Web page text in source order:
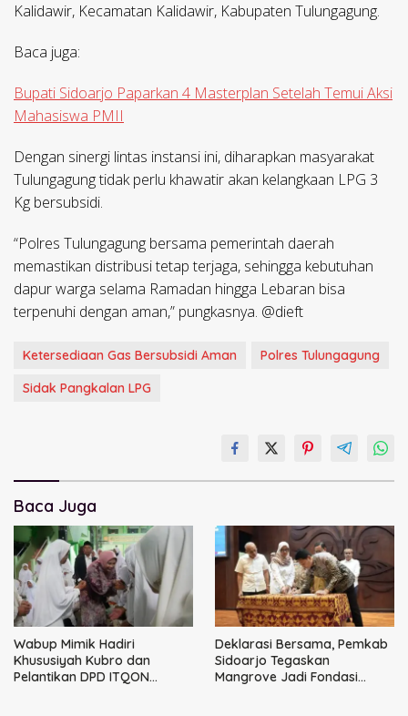
Kalidawir, Kecamatan Kalidawir, Kabupaten Tulungagung.
Baca juga:
Bupati Sidoarjo Paparkan 4 Masterplan Setelah Temui Aksi
Mahasiswa PMII
Dengan sinergi lintas instansi ini, diharapkan masyarakat
Tulungagung tidak perlu khawatir akan kelangkaan LPG 3
Kg bersubsidi.
“Polres Tulungagung bersama pemerintah daerah
memastikan distribusi tetap terjaga, sehingga kebutuhan
dapur warga selama Ramadan hingga Lebaran bisa
terpenuhi dengan aman,” pungkasnya. @dieft
Ketersediaan Gas Bersubsidi Aman
Polres Tulungagung
Sidak Pangkalan LPG
Baca Juga
Wabup Mimik Hadiri
Khususiyah Kubro dan
Pelantikan DPD ITQON
Deklarasi Bersama, Pemkab
Sidoarjo Tegaskan
Mangrove Jadi Fondasi